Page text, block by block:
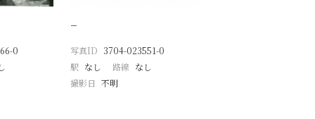
0
−
写真ID 3704-023551-0
駅 なし 路線 なし
撮影日 不明